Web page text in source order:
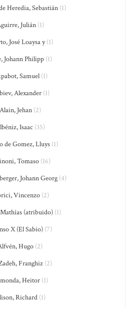
Heredia, Sebastián(1)
Julián(1)
José Loaysa y(1)
Johann Philipp(1)
Samuel(1)
Alexander (1)
Alain, Jehan(2)
Isaac (35)
de Gomez, Lluys(1)
Tomaso(16)
Johann Georg (4)
Vincenzo(2)
(atribuido) (1)
X (El Sabio) (7)
Hugo (2)
Franghiz (2)
Heitor (1)
Richard(1)